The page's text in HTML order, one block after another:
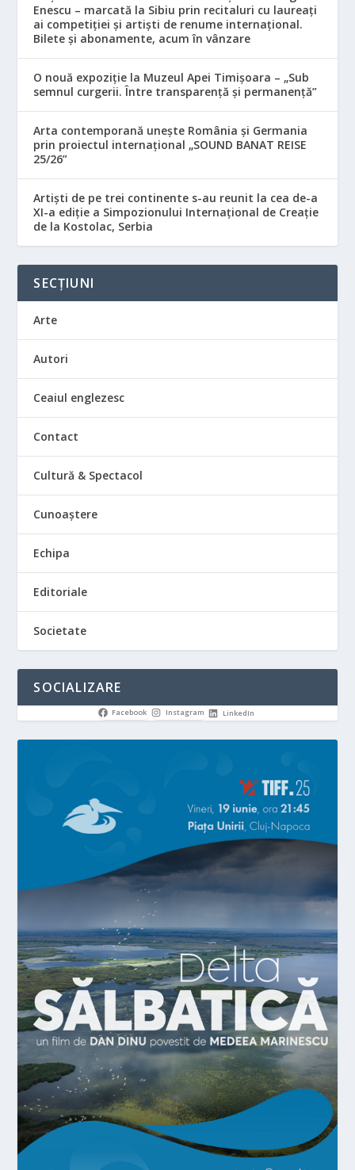
Enescu – marcată la Sibiu prin recitaluri cu laureați
ai competiției și artiști de renume internațional.
Bilete și abonamente, acum în vânzare
O nouă expoziție la Muzeul Apei Timișoara – „Sub
semnul curgerii. Între transparență și permanență”
Arta contemporană unește România și Germania
prin proiectul internațional „SOUND BANAT REISE
25/26”
Artiști de pe trei continente s-au reunit la cea de-a
XI-a ediție a Simpozionului Internațional de Creație
de la Kostolac, Serbia
SECȚIUNI
Arte
Autori
Ceaiul englezesc
Contact
Cultură & Spectacol
Cunoaștere
Echipa
Editoriale
Societate
SOCIALIZARE
Facebook Instagram LinkedIn